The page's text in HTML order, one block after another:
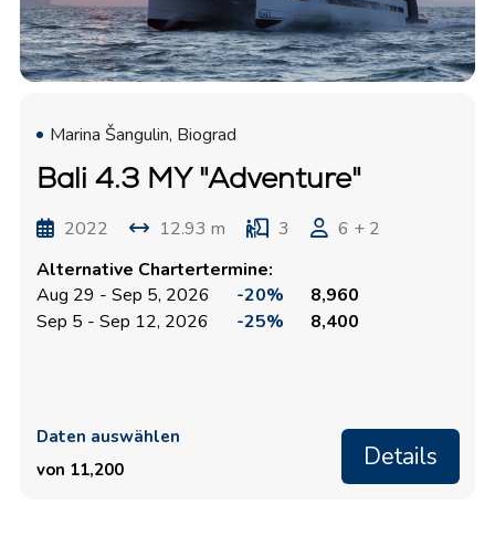
Marina Šangulin, Biograd
Bali 4.3 MY "Adventure"
2022 12.93 m 3
6 + 2
Alternative Chartertermine:
Aug 29 - Sep 5, 2026
-20%
8,960
Sep 5 - Sep 12, 2026
-25% 8,400
Daten auswählen
von 11,200
Details